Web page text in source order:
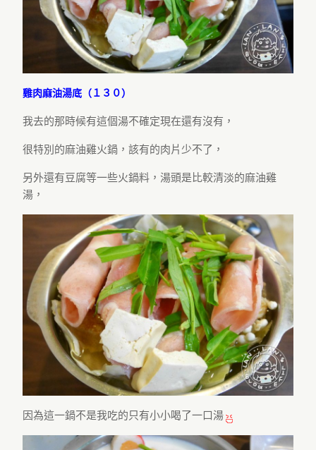
雞肉麻油湯底（１３０）
我去的那時候有這個湯不確定現在還有沒有，
很特別的麻油雞火鍋，該有的肉片少不了，
另外還有豆腐等一些火鍋料，湯頭是比較清淡的麻油雞
湯，
因為這一鍋不是我吃的只有小小喝了一口湯